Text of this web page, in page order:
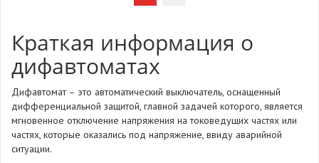
Краткая информация о
дифавтоматах
Дифавтомат – это автоматический выключатель, оснащенный
дифференциальной защитой, главной задачей которого, является
мгновенное отключение напряжения на токоведущих частях или
частях, которые оказались под напряжение, ввиду аварийной
ситуации.